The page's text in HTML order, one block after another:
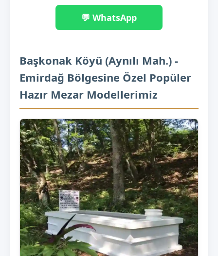
💬 WhatsApp
Başkonak Köyü (Aynılı Mah.) -
Emirdağ Bölgesine Özel Popüler
Hazır Mezar Modellerimiz